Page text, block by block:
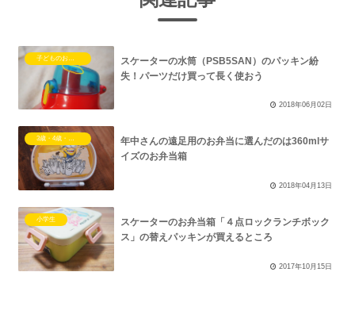
子どものお弁当／水筒
スケーターの水筒（PSB5SAN）のパッキン紛
失！パーツだけ買って長く使おう
2018年06月02日
3歳・4歳・５歳・6歳児の子育て
年中さんの遠足用のお弁当に選んだのは360mlサ
イズのお弁当箱
2018年04月13日
小学生
スケーターのお弁当箱「４点ロックランチボック
ス」の替えパッキンが買えるところ
2017年10月15日